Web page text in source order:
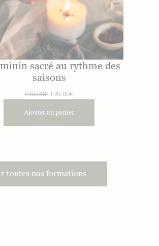
sacré au rythme des
saisons
240.00€ Le
initial
était :
190.00€Le
actuel
est :
Ajouter au panier
toutes nos formations